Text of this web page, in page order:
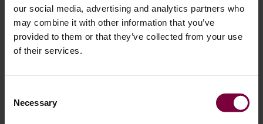
our social media, advertising and analytics partners who
may combine it with other information that you’ve
provided to them or that they’ve collected from your use
of their services.
Selection
Necessary
必要になる場合があります。.
溶接が最適ではない場合
溶接は多くの亀裂の入ったホイールに有効ですが、常に最